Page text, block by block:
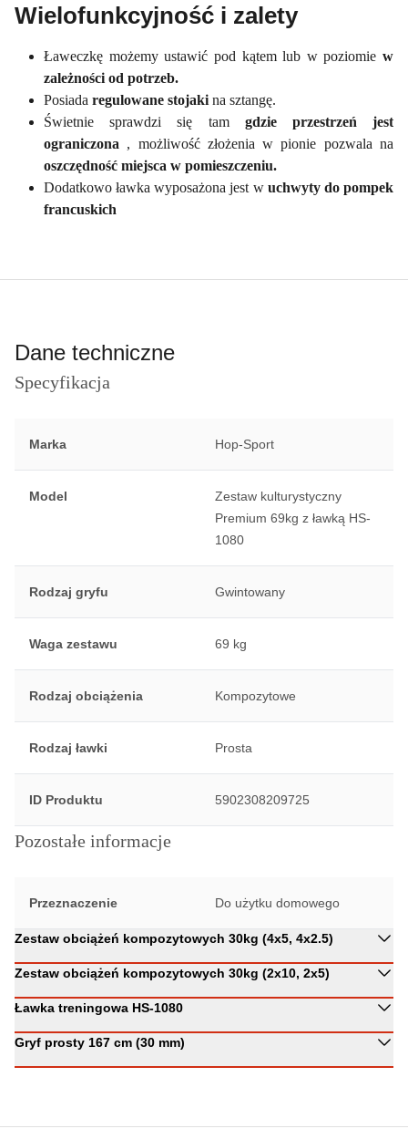
Wielofunkcyjność i zalety
Ławeczkę możemy ustawić pod kątem lub w poziomie w
zależności od potrzeb.
Posiada regulowane stojaki na sztangę.
Świetnie sprawdzi się tam gdzie przestrzeń jest
ograniczona , możliwość złożenia w pionie pozwala na
oszczędność miejsca w pomieszczeniu.
Dodatkowo ławka wyposażona jest w uchwyty do pompek
francuskich
Dane techniczne
Specyfikacja
Marka Hop-Sport
Model
Zestaw kulturystyczny
Premium 69kg z ławką HS-
1080
Rodzaj gryfu Gwintowany
Waga zestawu 69 kg
Rodzaj obciążenia Kompozytowe
Rodzaj ławki Prosta
ID Produktu 5902308209725
Pozostałe informacje
Przeznaczenie Do użytku domowego
Zestaw obciążeń kompozytowych 30kg (4x5, 4x2.5)
Zestaw obciążeń kompozytowych 30kg (2x10, 2x5)
Ławka treningowa HS-1080
Gryf prosty 167 cm (30 mm)